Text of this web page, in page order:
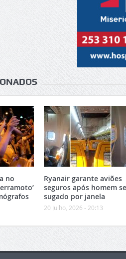
no
Ryanair garante aviões
seguros após homem
sugado por janela
20 Julho, 2026 - 20:13